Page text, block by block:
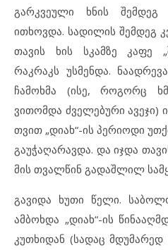
გარკვეული ხნის
ითხოვდა. სადილის შემდეგ
თავის ხის სკამზე კაფე
რაკრაკს უსმენდა.
ჩამოხმა (ისე, როგორც
ვითომდა ძველებური ავეჯი)
თვით „დიახ“-ის პერიოდი
გაუჭაღარავდა. და იჯდა
მის თვალწინ გადაშლილ
გავიდა ხუთი წელი.
ამბოხდა „დიახ“-ის
კუთხიდან (სადაც